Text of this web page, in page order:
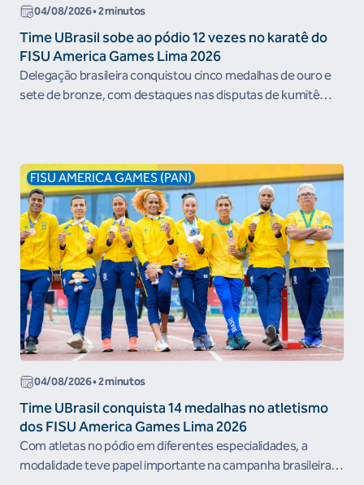
04/08/2026 • 2 minutos
Time UBrasil sobe ao pódio 12 vezes no karatê do
FISU America Games Lima 2026
Delegação brasileira conquistou cinco medalhas de ouro e
sete de bronze, com destaques nas disputas de kumitê
FISU AMERICA GAMES (PAN)
04/08/2026 • 2 minutos
Time UBrasil conquista 14 medalhas no atletismo
dos FISU America Games Lima 2026
Com atletas no pódio em diferentes especialidades, a
modalidade teve papel importante na campanha brasileira